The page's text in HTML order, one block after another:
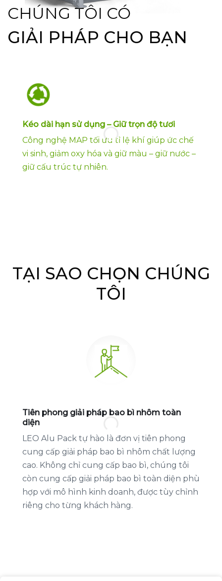
CHÚNG TÔI CÓ
GIẢI PHÁP CHO BẠN
Kéo dài hạn sử dụng – Giữ trọn độ tươi
Công nghệ MAP tối ưu tỉ lệ khí giúp ức chế
vi sinh, giảm oxy hóa và giữ màu – giữ nước –
giữ cấu trúc tự nhiên.
TẠI SAO CHỌN CHÚNG
TÔI
Tiên phong giải pháp bao bì nhôm toàn
diện
LEO Alu Pack tự hào là đơn vị tiên phong
cung cấp giải pháp bao bì nhôm chất lượng
cao. Không chỉ cung cấp bao bì, chúng tôi
còn cung cấp giải pháp bao bì toàn diện phù
hợp với mô hình kinh doanh, được tùy chỉnh
riêng cho từng khách hàng.